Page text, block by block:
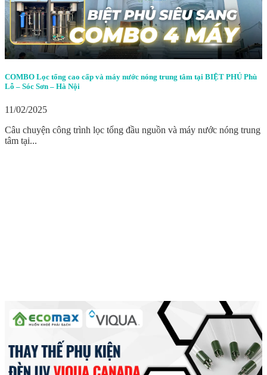
COMBO Lọc tổng cao cấp và máy nước nóng trung tâm tại BIỆT PHỦ Phù
Lỗ – Sóc Sơn – Hà Nội
11/02/2025
Câu chuyện công trình lọc tổng đầu nguồn và máy nước nóng trung
tâm tại...